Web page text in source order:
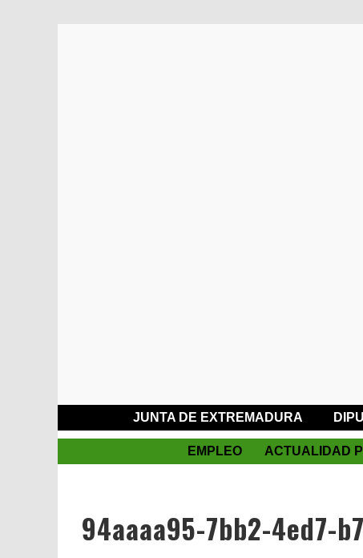
JUNTA DE EXTREMADURA
EMPLEO ACTUALIDAD
94aaaa95-7bb2-4ed7-